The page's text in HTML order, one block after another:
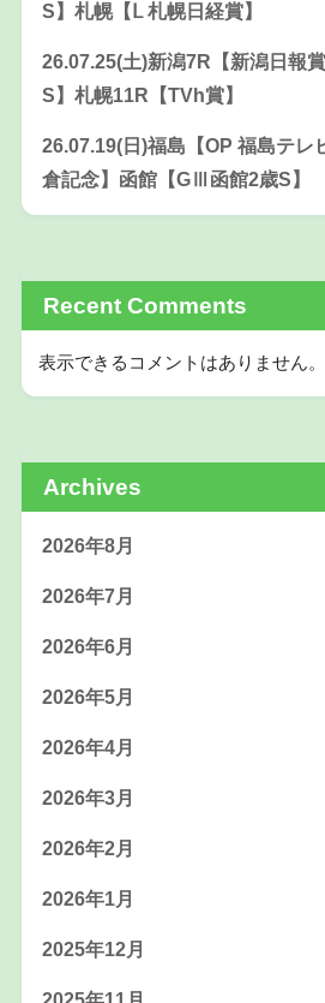
S】札幌【Ⅼ 札幌日経賞】
26.07.25(土)新潟7R【新潟日報
S】札幌11R【TVh賞】
26.07.19(日)福島【OP 福島テ
倉記念】函館【GⅢ函館2歳S】
Recent Comments
表示できるコメントはありません。
Archives
2026年8月
2026年7月
2026年6月
2026年5月
2026年4月
2026年3月
2026年2月
2026年1月
2025年12月